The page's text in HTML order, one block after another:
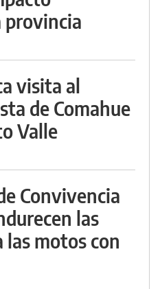
provincia
visita al
de Comahue
Valle
Convivencia
las
motos con